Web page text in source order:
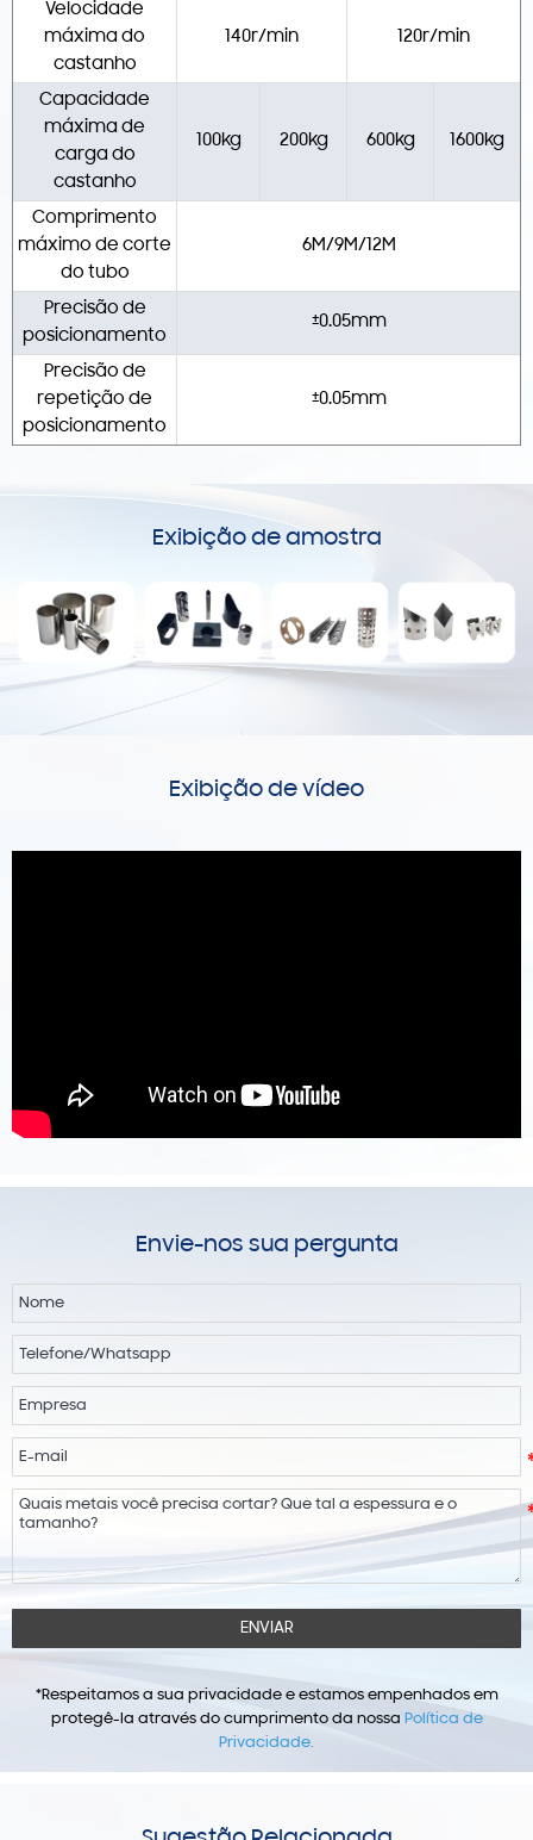
Velocidade
máxima do
castanho
140r/min 120r/min
Capacidade
máxima de
carga do
castanho
100kg 200kg 600kg 1600kg
Comprimento
máximo de corte
do tubo
6M/9M/12M
Precisão de
posicionamento
±0.05mm
Precisão de
repetição de
posicionamento
±0.05mm
Exibição de amostra
Exibição de vídeo
Envie-nos sua pergunta
ENVIAR
*Respeitamos a sua privacidade e estamos empenhados em
protegê-la através do cumprimento da nossa Política de
Privacidade.